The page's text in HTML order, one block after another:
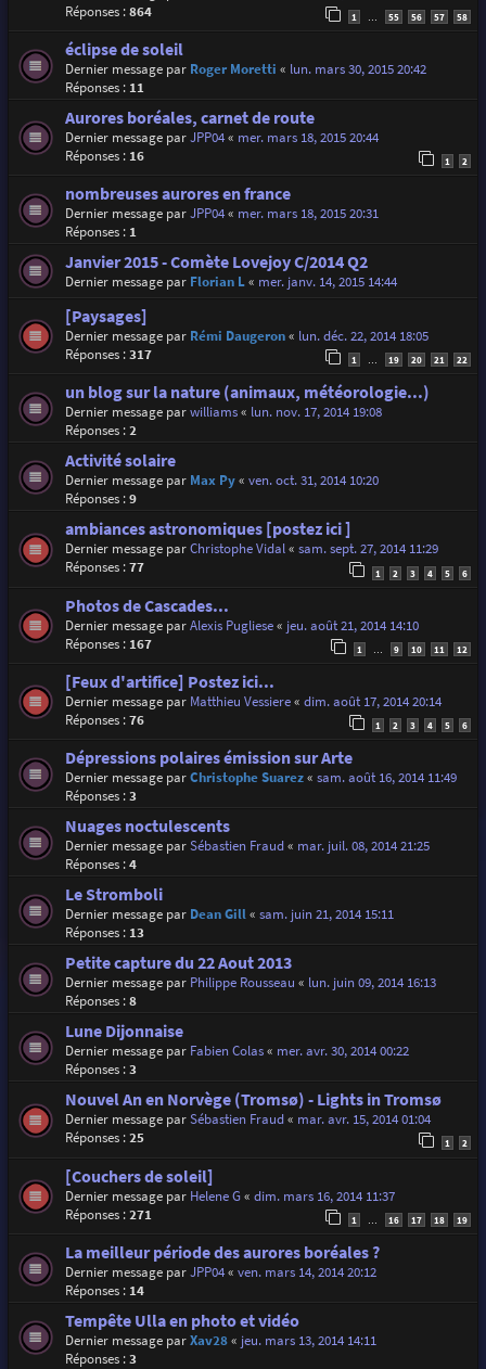
Réponses :864 1 55 56 57 58
éclipse de soleil
Dernier message par Roger Moretti « lun. mars 30, 2015 20:42
Réponses : 11
Aurores boréales, carnet de route
Dernier message parJPP04« mer. mars 18, 2015 20:44
Réponses : 16 1 2
nombreuses aurores en france
Dernier message parJPP04« mer. mars 18, 2015 20:31
Réponses : 1
Janvier 2015 - Comète Lovejoy C/2014 Q2
Dernier message par Florian L« mer. janv. 14, 2015 14:44
[Paysages]
Dernier message par Rémi Daugeron« lun. déc. 22, 2014 18:05
Réponses :317 1 … 19 20 21 22
un blog sur la nature (animaux, météorologie...)
Dernier message parwilliams« lun. nov. 17, 2014 19:08
Réponses :2
Activité solaire
Dernier message par Max Py« ven. oct. 31, 2014 10:20
Réponses :9
ambiances astronomiques [postez ici ]
Dernier message parChristophe Vidal« sam. sept. 27, 2014 11:29
Réponses :77 1 2 3 4 5 6
Photos de Cascades...
Dernier message parAlexis Pugliese« jeu. août 21, 2014 14:10
Réponses : 167 1 9 10 11 12
[Feux d'artifice] Postez ici...
Dernier message par Matthieu Vessiere« dim. août 17, 2014 20:14
Réponses :76 1 2 3 4 5 6
Dépressions polaires émission sur Arte
Dernier message parChristophe Suarez« sam. août 16, 2014 11:49
Réponses :3
Nuages noctulescents
Dernier message parSébastien Fraud« mar. juil. 08, 2014 21:25
Réponses :4
Le Stromboli
Dernier message par Dean Gill« sam. juin 21, 2014 15:11
Réponses : 13
Petite capture du 22 Aout 2013
Dernier message par Philippe Rousseau « lun. juin 09, 2014 16:13
Réponses :8
Lune Dijonnaise
Dernier message par Fabien Colas« mer. avr. 30, 2014 00:22
Réponses :3
Nouvel An en Norvège (Tromsø) - Lights in Tromsø
Dernier message parSébastien Fraud« mar. avr. 15, 2014 01:04
Réponses :25 1 2
[Couchers de soleil]
Dernier message par Helene G« dim. mars 16, 2014 11:37
Réponses :271 1 16 17 18 19
La meilleur période des aurores boréales ?
Dernier message parJPP04« ven. mars 14, 2014 20:12
Réponses : 14
Tempête Ulla en photo et vidéo
Dernier message parXav28« jeu. mars 13, 2014 14:11
Réponses :3